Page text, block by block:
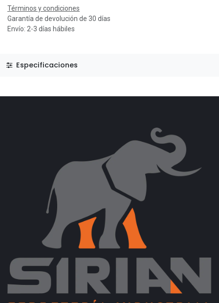
Términos y condiciones
Garantía de devolución de 30 días
Envío: 2-3 días hábiles
Especificaciones